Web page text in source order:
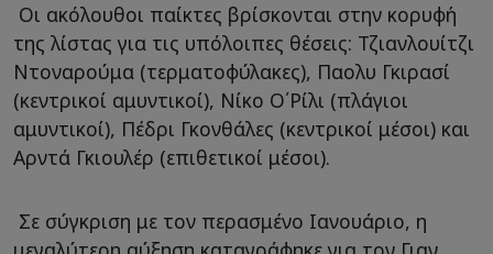
Οι ακόλουθοι παίκτες βρίσκονται στην κορυφή
της λίστας για τις υπόλοιπες θέσεις: Τζιανλουίτζι
Ντοναρούμα (τερματοφύλακες), Παολυ Γκιρασί
(κεντρικοί αμυντικοί), Νίκο Ο΄Ρίλι (πλάγιοι
αμυντικοί), Πέδρι Γκονθάλες (κεντρικοί μέσοι) και
Αρντά Γκιουλέρ (επιθετικοί μέσοι).
Σε σύγκριση με τον περασμένο Ιανουάριο, η